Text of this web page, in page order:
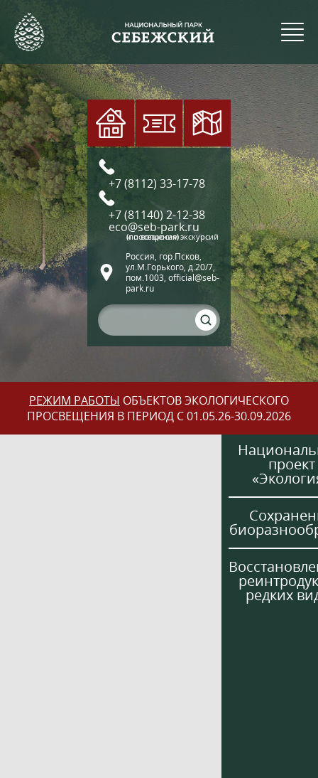
+7 (8112) 33-17-78
+7 (81140) 2-12-38
eco@seb-park.ru
(по вопросам экскурсий и посещения)
Россия, гор.Псков,
ул.М.Горького, д.20/7,
пом.1003, official@seb-
park.ru
РЕЖИМ РАБОТЫ ОБЪЕКТОВ ЭКОЛОГИЧЕСКОГО
ПРОСВЕЩЕНИЯ В ПЕРИОД С 01.05.26-30.09.2026
проект
редких